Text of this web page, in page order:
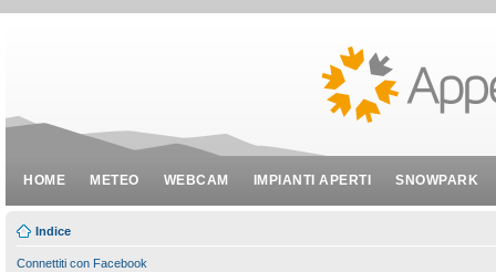
HOME METEO WEBCAM IMPIANTI APERTI SNOWPARK
Indice
Connettiti con Facebook